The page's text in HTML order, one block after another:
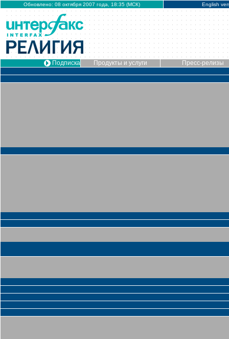
Обновлено: 08 октября 2007 года, 18:35 (МСК) English
Подписка Продукты и услуги Пресс-релизы